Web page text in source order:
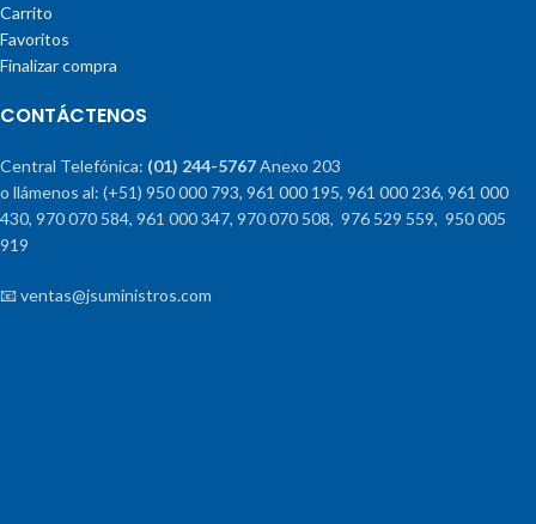
Carrito
Favoritos
Finalizar compra
CONTÁCTENOS
Central Telefónica: (01) 244-5767Anexo 203
o llámenos al: (+51) 950 000 793, 961 000 195, 961 000 236, 961 000
430, 970 070 584, 961 000 347, 970 070 508, 976 529 559, 950 005
919
📧 ventas@jsuministros.com